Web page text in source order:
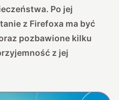
Po jej
z Firefoxa ma być
pozbawione kilku
z jej